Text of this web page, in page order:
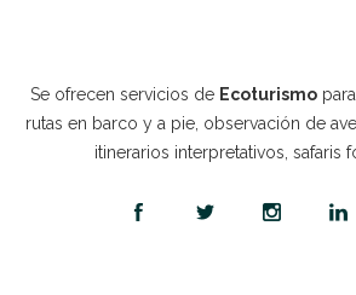
Se ofrecen servicios de Ecoturismo
rutas en barco y a pie, observación de
itinerarios interpretativos, safaris